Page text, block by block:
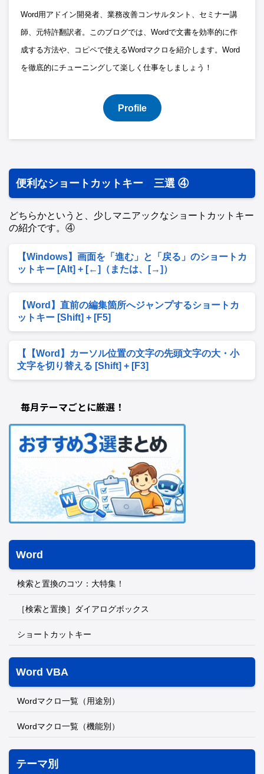
Word用アドイン開発者、業務改善コンサルタント、セミナー講
師、元特許翻訳者。このブログでは、Wordで文書を効率的に作
成する方法や、コピペで使えるWordマクロを紹介します。Word
を徹底的にチューニングして楽しく仕事をしましょう！
Profile
便利なショートカットキー 三選 ④
どちらかというと、少しマニアックなショートカットキー
の紹介です。④
【Windows】画面を「進む」と「戻る」のショートカ
ットキー [Alt] + [←]（または、[→]）
【Word】直前の編集箇所へジャンプするショートカ
ットキー [Shift] + [F5]
【【Word】カーソル位置の文字の先頭文字の大・小
文字を切り替える [Shift] + [F3]
毎月テーマごとに厳選！
Word
検索と置換のコツ：大特集！
［検索と置換］ダイアログボックス
ショートカットキー
Word VBA
Wordマクロ一覧（用途別）
Wordマクロ一覧（機能別）
テーマ別